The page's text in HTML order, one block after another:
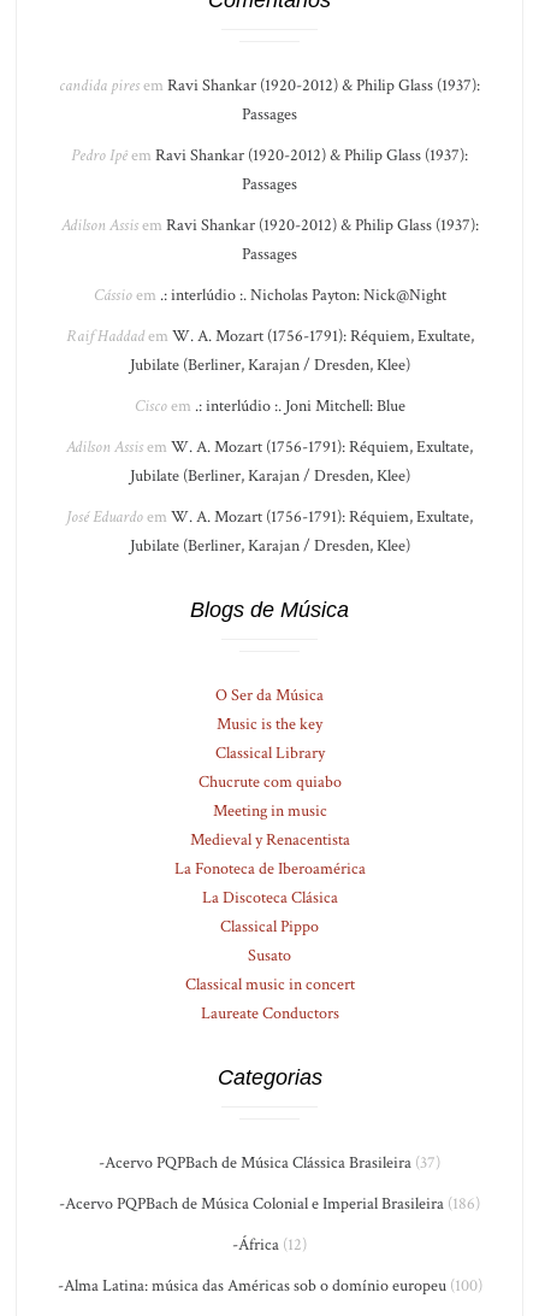
candida piresem Ravi Shankar (1920-2012) & Philip Glass (1937):
Passages
Pedro Ipêem Ravi Shankar (1920-2012) & Philip Glass (1937):
Passages
Adilson Assisem Ravi Shankar (1920-2012) & Philip Glass (1937):
Passages
Cássioem .: interlúdio :. Nicholas Payton: Nick@Night
Raif Haddadem W. A. Mozart (1756-1791): Réquiem, Exultate,
Jubilate (Berliner, Karajan / Dresden, Klee)
Ciscoem .: interlúdio :. Joni Mitchell: Blue
Adilson Assisem W. A. Mozart (1756-1791): Réquiem, Exultate,
Jubilate (Berliner, Karajan / Dresden, Klee)
José Eduardoem W. A. Mozart (1756-1791): Réquiem, Exultate,
Jubilate (Berliner, Karajan / Dresden, Klee)
Blogs de Música
O Ser da Música
Music is the key
Classical Library
Chucrute com quiabo
Meeting in music
Medieval y Renacentista
La Fonoteca de Iberoamérica
La Discoteca Clásica
Classical Pippo
Susato
Classical music in concert
Laureate Conductors
Categorias
-Acervo PQPBach de Música Clássica Brasileira (37)
-Acervo PQPBach de Música Colonial e Imperial Brasileira (186)
-África (12)
-Alma Latina: música das Américas sob o domínio europeu(100)